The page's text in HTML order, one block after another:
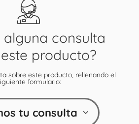
alguna consulta
producto?
sobre este producto, rellenando el
formulario:
tu consulta